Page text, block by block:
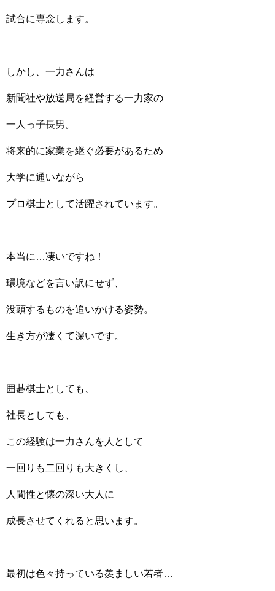
試合に専念します。
しかし、一力さんは
新聞社や放送局を経営する一力家の
一人っ子長男。
将来的に家業を継ぐ必要があるため
大学に通いながら
プロ棋士として活躍されています。
本当に…凄いですね！
環境などを言い訳にせず、
没頭するものを追いかける姿勢。
生き方が凄くて深いです。
囲碁棋士としても、
社長としても、
この経験は一力さんを人として
一回りも二回りも大きくし、
人間性と懐の深い大人に
成長させてくれると思います。
最初は色々持っている羨ましい若者…